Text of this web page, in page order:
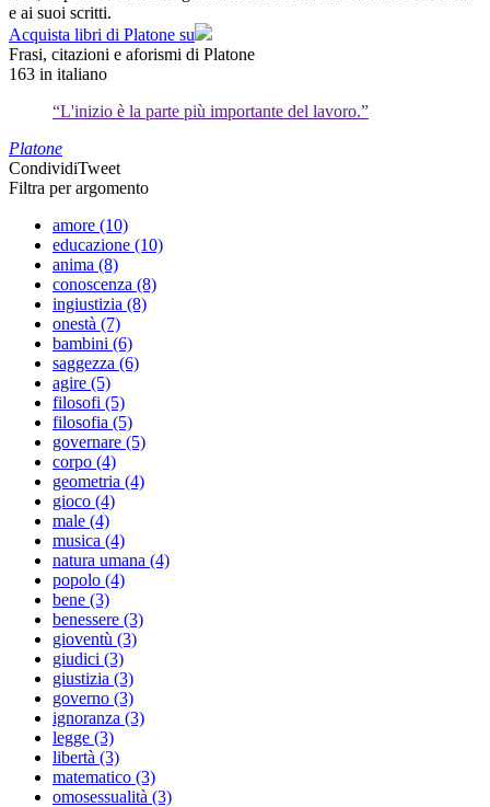
e ai suoi scritti.
Acquista libri di Platone su
Frasi, citazioni e aforismi di Platone
163 in italiano
“L'inizio è la parte più importante del lavoro.”
Platone
CondividiTweet
Filtra per argomento
amore (10)
educazione (10)
anima (8)
conoscenza (8)
ingiustizia (8)
onestà (7)
bambini (6)
saggezza (6)
agire (5)
filosofi (5)
filosofia (5)
governare (5)
corpo (4)
geometria (4)
gioco (4)
male (4)
musica (4)
natura umana (4)
popolo (4)
bene (3)
benessere (3)
gioventù (3)
giudici (3)
giustizia (3)
governo (3)
ignoranza (3)
legge (3)
libertà (3)
matematico (3)
omosessualità (3)